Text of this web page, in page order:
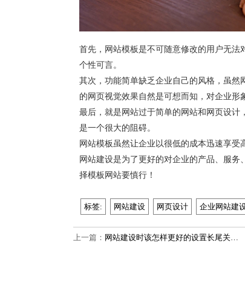
首先，网站模板是不可随意修改的用户无
个性可言。
其次，功能简单缺乏企业自己的风格，虽然
的网页视觉效果自然是可想而知，对企业形
最后，就是网站过于简单的网站和网页设
是一个很大的阻碍。
网站模板虽然让企业以很低的成本迅速享
网站建设是为了更好的对企业的产品、服
择模板网站要慎行！
标签: 网站建设 网页设计 企业网站建
上一篇： 网站建设时该怎样更好的设置长尾关…